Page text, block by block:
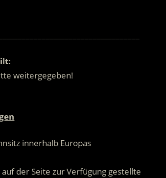
weitergegeben!
innerhalb Europas
der Seite zur Verfügung gestellte